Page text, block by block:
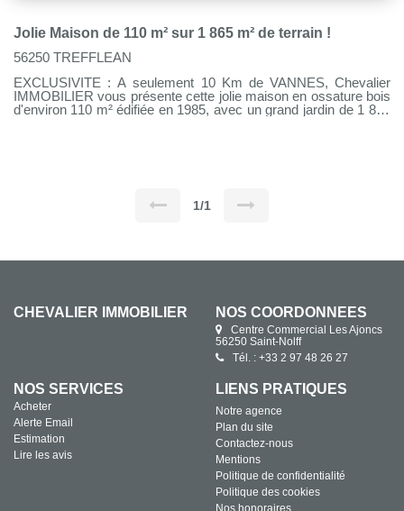
Jolie Maison de 110 m² sur 1 865 m² de terrain !
56250 TREFFLEAN
EXCLUSIVITE : A seulement 10 Km de VANNES, Chevalier
IMMOBILIER vous présente cette jolie maison en ossature bois
d'environ 110 m² édifiée en 1985, avec un grand jardin de 1 865
attenant. Un cabanon de jardin. Système d'assainissement
Une jolie maison bien entretenue et très agréable à vivre ! **
1/1
CHEVALIER IMMOBILIER NOS COORDONNÉES
Centre Commercial Les Ajoncs
56250 Saint-Nolff
Tél. : +33 2 97 48 26 27
NOS SERVICES
Acheter
Alerte Email
Estimation
Lire les avis
LIENS PRATIQUES
Notre agence
Plan du site
Contactez-nous
Mentions
Politique de confidentialité
Politique des cookies